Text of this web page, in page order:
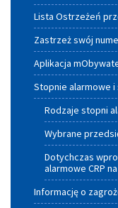
Lista Ostrzeżeń
Zastrzeż swój
Aplikacja
Stopnie alarmowe i
Rodzaje stopni
Wybrane
Dotychczas
alarmowe CRP
Informację o